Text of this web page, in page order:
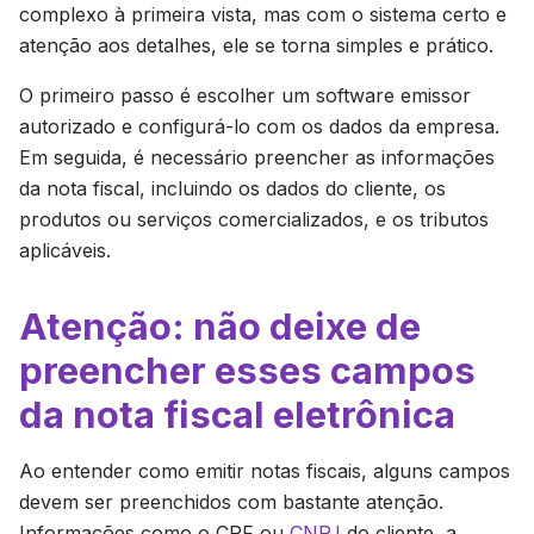
complexo à primeira vista, mas com o sistema certo e
atenção aos detalhes, ele se torna simples e prático.
O primeiro passo é escolher um software emissor
autorizado e configurá-lo com os dados da empresa.
Em seguida, é necessário preencher as informações
da nota fiscal, incluindo os dados do cliente, os
produtos ou serviços comercializados, e os tributos
aplicáveis.
Atenção: não deixe de
preencher esses campos
da nota fiscal eletrônica
Ao entender como emitir notas fiscais, alguns campos
devem ser preenchidos com bastante atenção.